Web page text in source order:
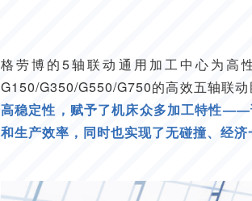
格劳博的5轴联动通用加工中心为高
G150/G350/G550/G750的高效五轴联
高稳定性，赋予了机床众多加工特性——
和生产效率，同时也实现了无碰撞、经